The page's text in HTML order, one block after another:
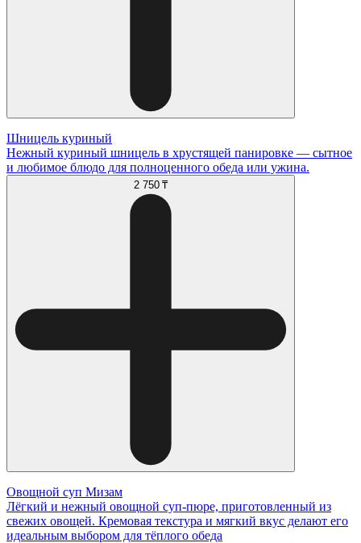
Шницель куриный
Нежный куриный шницель в хрустящей панировке — сытное
и любимое блюдо для полноценного обеда или ужина.
2 750 ₸
Овощной суп Мизам
Лёгкий и нежный овощной суп-пюре, приготовленный из
свежих овощей. Кремовая текстура и мягкий вкус делают его
идеальным выбором для тёплого обеда